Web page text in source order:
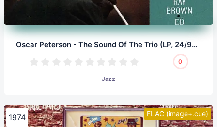
Oscar Peterson - The Sound Of The Trio (LP, 24/96.0)
0
Jazz
FLAC (image+.cue)
1974